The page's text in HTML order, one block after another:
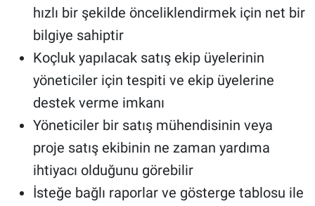
hızlı bir şekilde önceliklendirmek için net bir
bilgiye sahiptir
Koçluk yapılacak satış ekip üyelerinin
yöneticiler için tespiti ve ekip üyelerine
destek verme imkanı
Yöneticiler bir satış mühendisinin veya
proje satış ekibinin ne zaman yardıma
ihtiyacı olduğunu görebilir
İsteğe bağlı raporlar ve gösterge tablosu ile